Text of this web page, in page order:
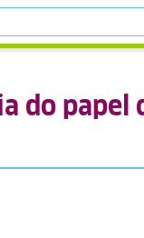
do papel